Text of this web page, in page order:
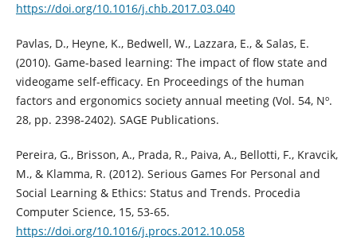
https://doi.org/10.1016/j.chb.2017.03.040
Pavlas, D., Heyne, K., Bedwell, W., Lazzara, E., & Salas, E.
(2010). Game-based learning: The impact of flow state and
videogame self-efficacy. En Proceedings of the human
factors and ergonomics society annual meeting (Vol. 54, Nº.
28, pp. 2398-2402). SAGE Publications.
Pereira, G., Brisson, A., Prada, R., Paiva, A., Bellotti, F., Kravcik,
M., & Klamma, R. (2012). Serious Games For Personal and
Social Learning & Ethics: Status and Trends. Procedia
Computer Science, 15, 53-65.
https://doi.org/10.1016/j.procs.2012.10.058